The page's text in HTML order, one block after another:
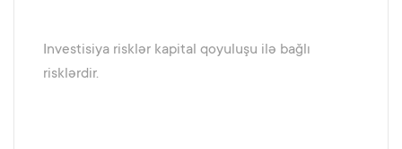
Investisiya risklər kapital qoyuluşu ilə bağlı
risklərdir.